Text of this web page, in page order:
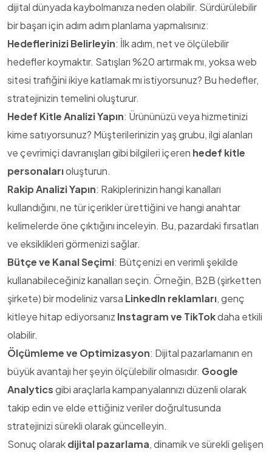
dijital dünyada kaybolmanıza neden olabilir. Sürdürülebilir
bir başarı için adım adım planlama yapmalısınız:
Hedeflerinizi Belirleyin: İlk adım, net ve ölçülebilir
hedefler koymaktır. Satışları %20 artırmak mı, yoksa web
sitesi trafiğini ikiye katlamak mı istiyorsunuz? Bu hedefler,
stratejinizin temelini oluşturur.
Hedef Kitle Analizi Yapın: Ürününüzü veya hizmetinizi
kime satıyorsunuz? Müşterilerinizin yaş grubu, ilgi alanları
ve çevrimiçi davranışları gibi bilgileri içeren hedef kitle
personalarıoluşturun.
Rakip Analizi Yapın: Rakiplerinizin hangi kanalları
kullandığını, ne tür içerikler ürettiğini ve hangi anahtar
kelimelerde öne çıktığını inceleyin. Bu, pazardaki fırsatları
ve eksiklikleri görmenizi sağlar.
Bütçe ve Kanal Seçimi: Bütçenizi en verimli şekilde
kullanabileceğiniz kanalları seçin. Örneğin, B2B (şirketten
şirkete) bir modeliniz varsa LinkedIn reklamları, genç
kitleye hitap ediyorsanız Instagram ve TikTokdaha etkili
olabilir.
Ölçümleme ve Optimizasyon: Dijital pazarlamanın en
büyük avantajı her şeyin ölçülebilir olmasıdır. Google
Analyticsgibi araçlarla kampanyalarınızı düzenli olarak
takip edin ve elde ettiğiniz veriler doğrultusunda
stratejinizi sürekli olarak güncelleyin.
Sonuç olarakdijital pazarlama, dinamik ve sürekli gelişen